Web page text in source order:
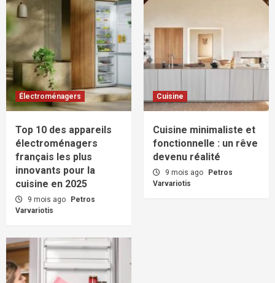
Électroménagers
Top 10 des appareils
électroménagers
français les plus
innovants pour la
cuisine en 2025
9 mois ago
Petros
Varvariotis
Cuisine
Cuisine minimaliste et
fonctionnelle : un rêve
devenu réalité
9 mois ago
Petros
Varvariotis